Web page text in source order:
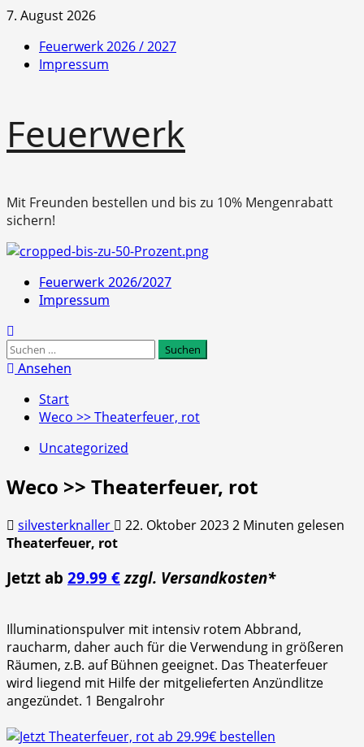
Zum
springen
7. August 2026
Feuerwerk 2026 / 2027
Impressum
Feuerwerk
Mit Freunden bestellen und bis zu 10% Mengenrabatt
sichern!
Primäres
Menü
Feuerwerk 2026/2027
Impressum
Suchen
nach:
Ansehen
Start
Weco >> Theaterfeuer, rot
Uncategorized
Weco >> Theaterfeuer, rot
silvesterknaller 22. Oktober 20232 Minuten gelesen
Theaterfeuer, rot
Jetzt ab 29.99 € zzgl. Versandkosten*
Illuminationspulver mit intensiv rotem Abbrand,
raucharm, daher auch für die Verwendung in größeren
Räumen, z.B. auf Bühnen geeignet. Das Theaterfeuer
wird liegend mit Hilfe der mitgelieferten Anzündlitze
angezündet. 1 Bengalrohr